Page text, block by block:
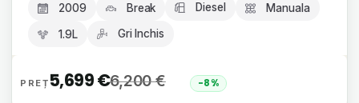
2009 Break Diesel Manuala
1.9L Gri Inchis
6,200€
5,699€ -8%